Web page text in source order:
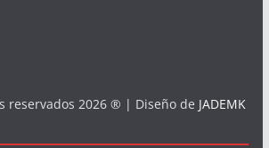
reservados 2026 ® | Diseño de JADEMK